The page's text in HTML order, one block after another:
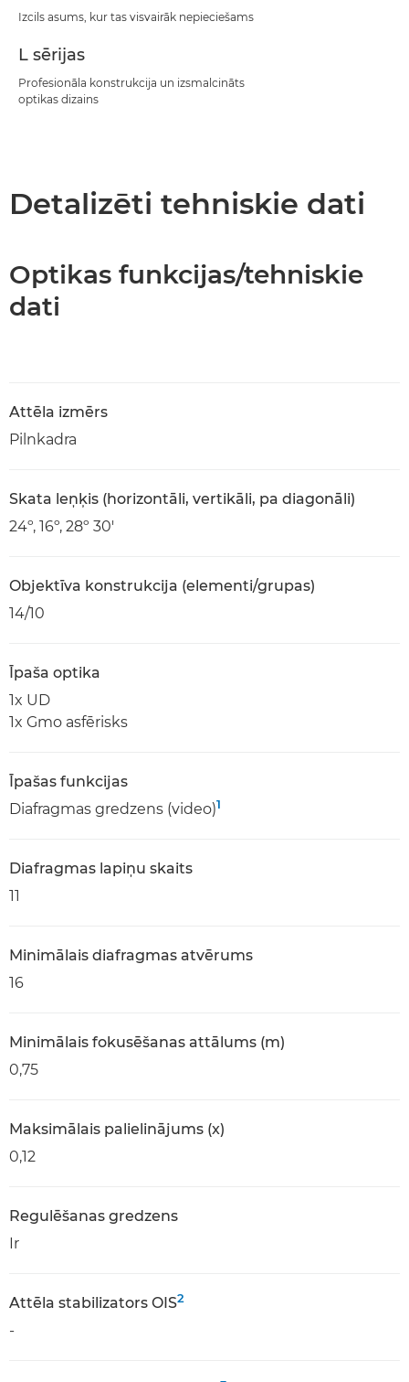
Izcils asums, kur tas visvairāk nepieciešams
L sērijas
Profesionāla konstrukcija un izsmalcināts
optikas dizains
Detalizēti tehniskie dati
Optikas funkcijas/tehniskie
dati
Attēla izmērs
Pilnkadra
Skata leņķis (horizontāli, vertikāli, pa diagonāli)
24º, 16º, 28º 30'
Objektīva konstrukcija (elementi/grupas)
14/10
Īpaša optika
1x UD
1x Gmo asfērisks
Īpašas funkcijas
Diafragmas gredzens (video)1
Diafragmas lapiņu skaits
11
Minimālais diafragmas atvērums
16
Minimālais fokusēšanas attālums (m)
0,75
Maksimālais palielinājums (x)
0,12
Regulēšanas gredzens
Ir
Attēla stabilizators OIS2
-